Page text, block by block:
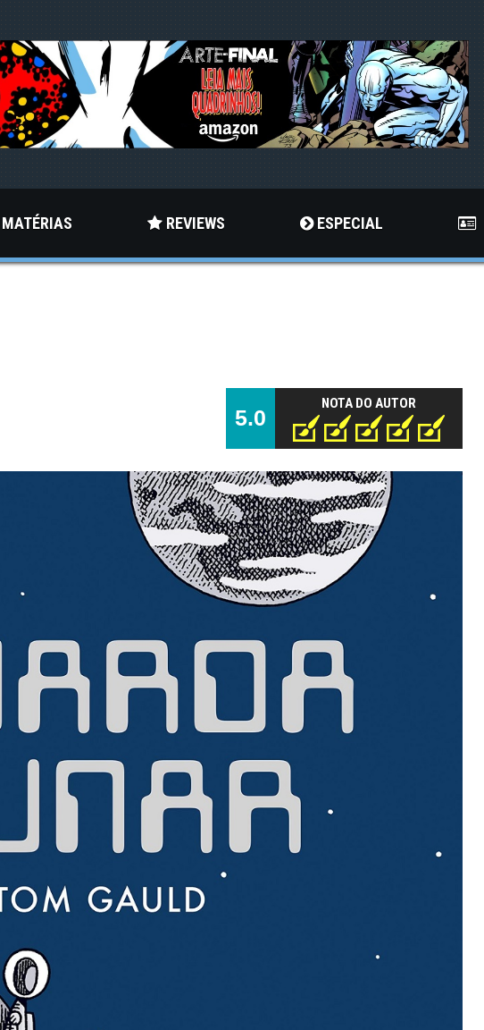
MATÉRIAS REVIEWS ESPECIAL
5.0
NOTA DO AUTOR